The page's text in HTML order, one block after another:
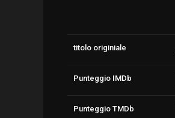
titolo originiale
Punteggio IMDb
Punteggio TMDb